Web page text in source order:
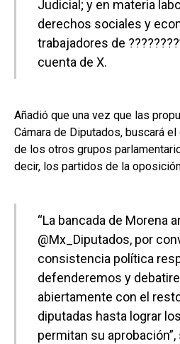
Judicial; y en materia
derechos sociales y
trabajadores de
cuenta de X.
Añadió que una vez que las
Cámara de Diputados, buscará
de los otros grupos
decir, los partidos de la
“La bancada de Morena
@Mx_Diputados, por
consistencia política
defenderemos y
abiertamente con el
diputadas hasta lograr
permitan su aprobación”,